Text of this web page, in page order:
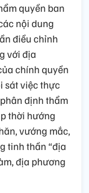
quyền ban
nội dung
điều chỉnh
với địa
chính quyền
sát việc thực
định thẩm
thời hướng
vướng mắc,
tinh thần “địa
địa phương